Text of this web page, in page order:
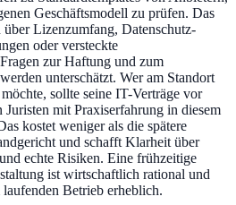
Geschäftsmodell zu prüfen. Das
Lizenzumfang, Datenschutz-
oder versteckte
zur Haftung und zum
unterschätzt. Wer am Standort
sollte seine IT-Verträge vor
mit Praxiserfahrung in diesem
kostet weniger als die spätere
und schafft Klarheit über
echte Risiken. Eine frühzeitige
ist wirtschaftlich rational und
Betrieb erheblich.